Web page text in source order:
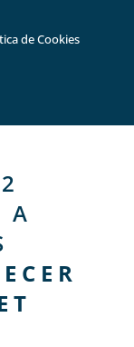
de Cookies
A